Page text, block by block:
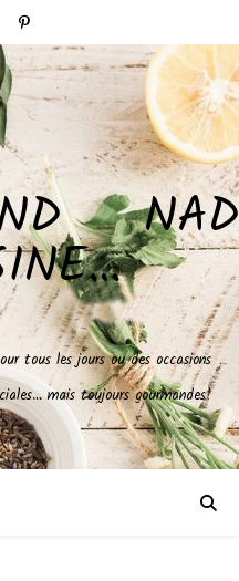
NAD
tous les jours ou des occasions
mais toujours gourmandes!